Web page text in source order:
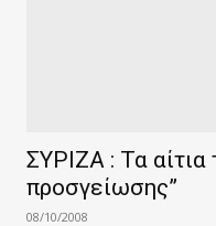
ΣΥΡΙΖΑ : Τα
προσγείωσης”
08/10/2008